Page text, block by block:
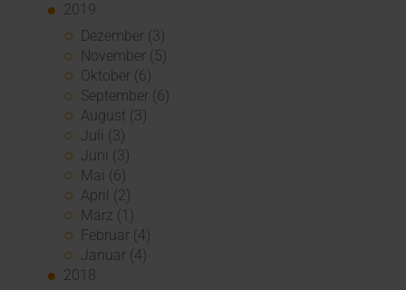
2019
Dezember (3)
November (5)
Oktober (6)
September (6)
August (3)
Juli (3)
Juni (3)
Mai (6)
April (2)
März (1)
Februar (4)
Januar (4)
2018